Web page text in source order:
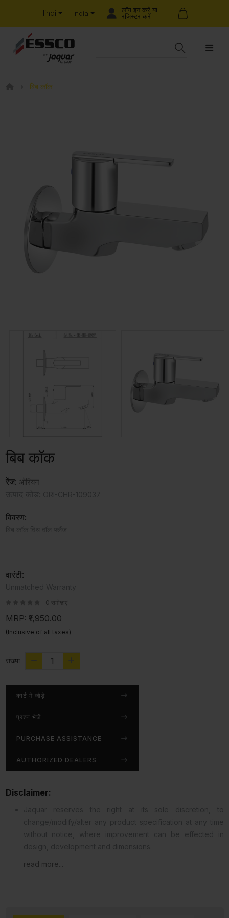
Hindi India
लॉग इन करें या
रजिस्टर करें
बिब कॉक
बिब कॉक
रेंज: ओरियन
विवरण:
वारंटी:
0 समीक्षाएं
MRP: ₹1,950.00
(Inclusive of all taxes)
संख्या
कार्ट में जोड़ें
प्रश्न भेजें
PURCHASE ASSISTANCE
AUTHORIZED DEALERS
Disclaimer:
read more...